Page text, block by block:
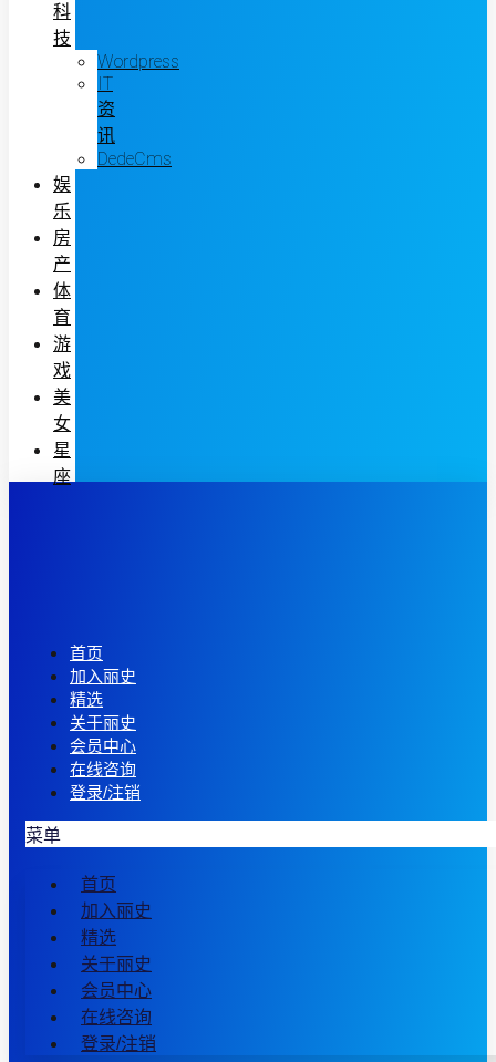
科
技
Wordpress
IT
资
讯
DedeCms
娱
乐
房
产
体
育
游
戏
美
女
星
座
首页
加入丽史
精选
关于丽史
会员中心
在线咨询
登录/注销
菜单
首页
加入丽史
精选
关于丽史
会员中心
在线咨询
登录/注销